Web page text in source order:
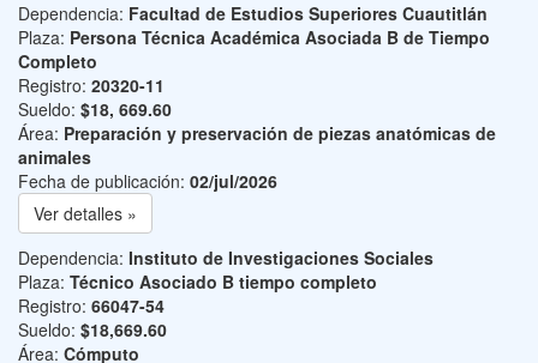
Dependencia: Facultad de Estudios Superiores Cuautitlán
Plaza: Persona Técnica Académica Asociada B de Tiempo
Completo
Registro: 20320-11
Sueldo: $18, 669.60
Área: Preparación y preservación de piezas anatómicas de
animales
Fecha de publicación: 02/jul/2026
Ver detalles »
Dependencia: Instituto de Investigaciones Sociales
Plaza: Técnico Asociado B tiempo completo
Registro: 66047-54
Sueldo: $18,669.60
Área: Cómputo